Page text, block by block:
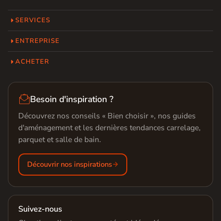
SERVICES
ENTREPRISE
ACHETER
Besoin d'inspiration ?
Découvrez nos conseils « Bien choisir », nos guides
d'aménagement et les dernières tendances carrelage,
parquet et salle de bain.
Découvrir nos inspirations
Suivez-nous